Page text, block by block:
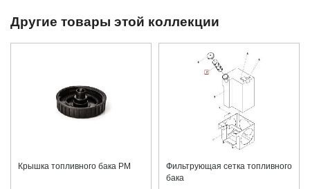
Другие товары этой коллекции
Крышка топливного бака PM
Фильтрующая сетка топливного
бака